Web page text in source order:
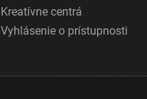
Kreatívne centrá
Vyhlásenie o prístupnosti